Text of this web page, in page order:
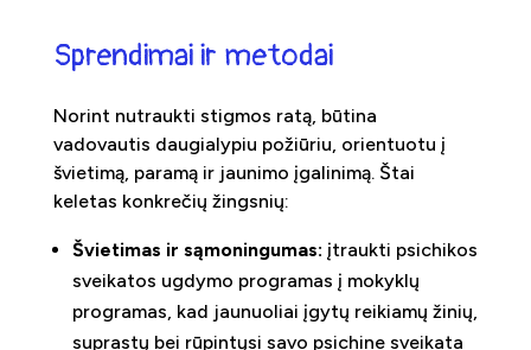
Sprendimai ir metodai
Norint nutraukti stigmos ratą, būtina
vadovautis daugialypiu požiūriu, orientuotu į
švietimą, paramą ir jaunimo įgalinimą. Štai
keletas konkrečių žingsnių:
Švietimas ir sąmoningumas: įtraukti psichikos
sveikatos ugdymo programas į mokyklų
programas, kad jaunuoliai įgytų reikiamų žinių,
suprastų bei rūpintųsi savo psichine sveikata